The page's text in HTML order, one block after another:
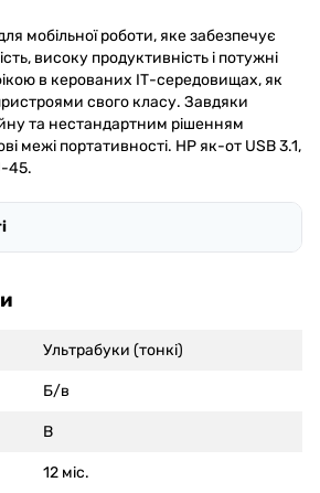
мобільної роботи, яке забезпечує
високу продуктивність і потужні
в керованих ІТ-середовищах, як
свого класу. Завдяки
та нестандартним рішенням
межі портативності. HP як-от USB 3.1,
45.
Ультрабуки (тонкі)
Б/в
B
12 міс.